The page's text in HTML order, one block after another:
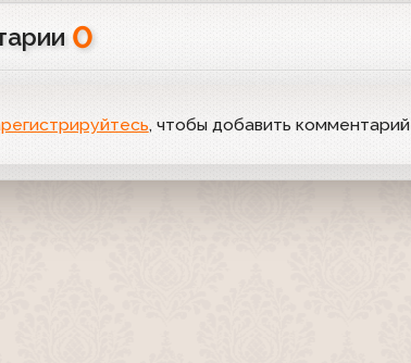
0
, чтобы добавить комментарий